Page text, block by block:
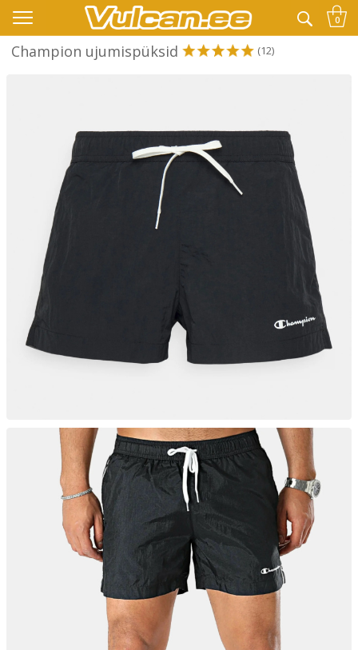
👉 -10% LISAKS KOODIGA: SUVI 0
Champion ujumispüksid (12)